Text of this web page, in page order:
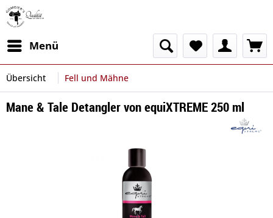
Menü
Übersicht Fell und Mähne
Mane & Tale Detangler von equiXTREME 250 ml